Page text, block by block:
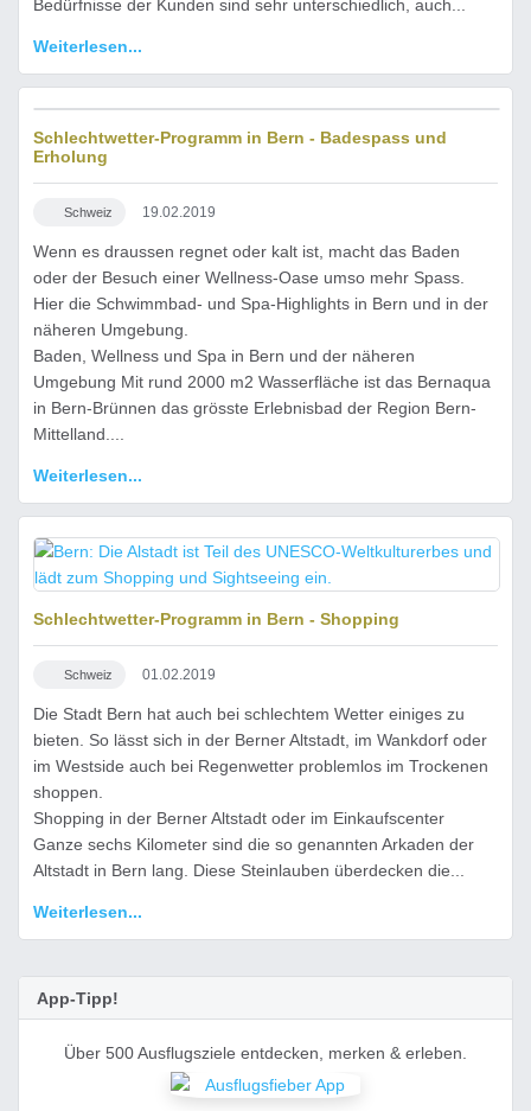
Bedürfnisse der Kunden sind sehr unterschiedlich, auch...
Weiterlesen...
Schlechtwetter-Programm in Bern - Badespass und
Erholung
Schweiz 19.02.2019
Wenn es draussen regnet oder kalt ist, macht das Baden
oder der Besuch einer Wellness-Oase umso mehr Spass.
Hier die Schwimmbad- und Spa-Highlights in Bern und in der
näheren Umgebung.
Baden, Wellness und Spa in Bern und der näheren
Umgebung Mit rund 2000 m2 Wasserfläche ist das Bernaqua
in Bern-Brünnen das grösste Erlebnisbad der Region Bern-
Mittelland....
Weiterlesen...
Die Berner Alstadt ist Teil des UNESCO-Weltkulturerbes und lädt
zum Shopping und Sightseeing ein - auch bei Schlechtwetter.
Bildquelle:Reaast
Schlechtwetter-Programm in Bern - Shopping
Schweiz 01.02.2019
Die Stadt Bern hat auch bei schlechtem Wetter einiges zu
bieten. So lässt sich in der Berner Altstadt, im Wankdorf oder
im Westside auch bei Regenwetter problemlos im Trockenen
shoppen.
Shopping in der Berner Altstadt oder im Einkaufscenter
Ganze sechs Kilometer sind die so genannten Arkaden der
Altstadt in Bern lang. Diese Steinlauben überdecken die...
Weiterlesen...
App-Tipp!
Über 500 Ausflugsziele entdecken, merken & erleben.